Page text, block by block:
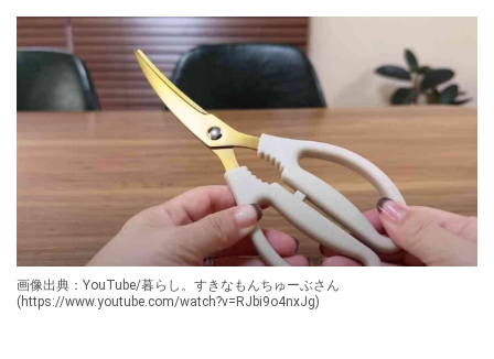
画像出典：YouTube/暮らし。すきなもんちゅーぶさん
(https://www.youtube.com/watch?v=RJbi9o4nxJg)